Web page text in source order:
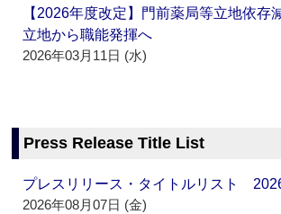
【2026年度改定】門前薬局等立地依存
立地から職能発揮へ
2026年03月11日 (水)
Press Release Title List
プレスリリース・タイトルリスト
2026年08月07日 (金)